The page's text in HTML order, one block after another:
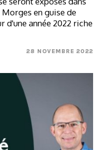
en guise de
année 2022 riche
28 NOVEMBRE 2022